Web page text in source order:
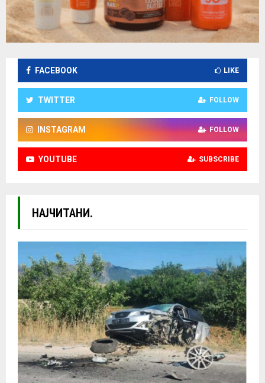
FACEBOOK LIKE
TWITTER FOLLOW
INSTAGRAM FOLLOW
YOUTUBE SUBSCRIBE
НАЈЧИТАНИ.